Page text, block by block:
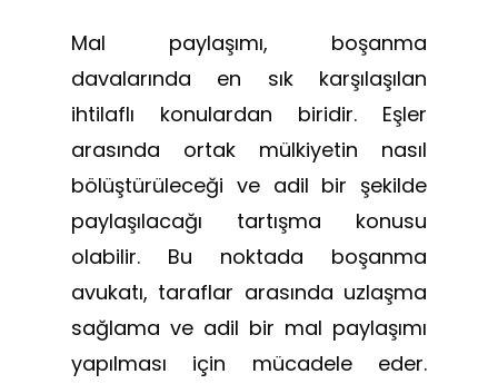
Mal paylaşımı, boşanma
davalarında en sık karşılaşılan
ihtilaflı konulardan biridir. Eşler
arasında ortak mülkiyetin nasıl
bölüştürüleceği ve adil bir şekilde
paylaşılacağı tartışma konusu
olabilir. Bu noktada boşanma
avukatı, taraflar arasında uzlaşma
sağlama ve adil bir mal paylaşımı
yapılması için mücadele eder.